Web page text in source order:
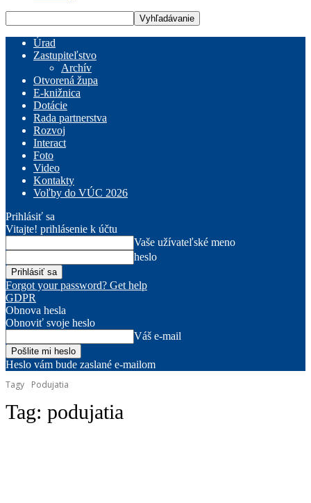
Úrad
Zastupiteľstvo
Archív
Otvorená župa
E-knižnica
Dotácie
Rada partnerstva
Rozvoj
Interact
Foto
Video
Kontakty
Voľby do VÚC 2026
Prihlásiť sa
Vitajte! prihlásenie k účtu
Vaše užívateľské meno
heslo
Forgot your password? Get help
GDPR
Obnova hesla
Obnoviť svoje heslo
Váš e-mail
Heslo vám bude zaslané e-mailom
Tagy
Podujatia
Tag: podujatia